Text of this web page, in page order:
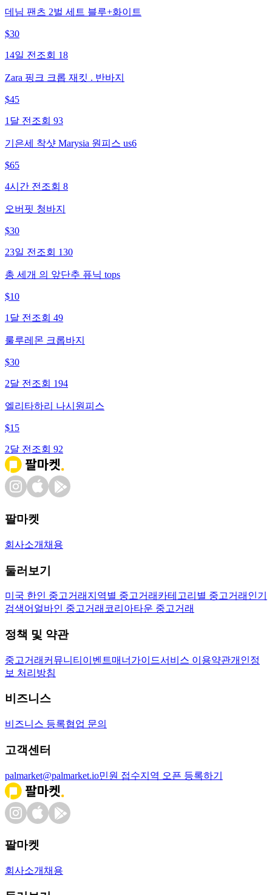
데님 팬츠 2벌 세트 블루+화이트
$30
14일 전 조회 18
Zara 핑크 크롭 재킷 . 반바지
$45
1달 전 조회 93
기은세 착샷 Marysia 원피스 us6
$65
4시간 전 조회 8
오버핏 청바지
$30
23일 전 조회 130
총 세개 의 앞단추 퓨닉 tops
$10
1달 전 조회 49
룰루레몬 크롭바지
$30
2달 전 조회 194
엘리타하리 나시원피스
$15
2달 전 조회 92
팔마켓
회사소개 채용
둘러보기
미국 한인 중고거래 지역별 중고거래 카테고리별 중고거래 인기
검색어 얼바인 중고거래 코리아타운 중고거래
정책 및 약관
중고거래 커뮤니티 이벤트매너가이드서비스 이용약관개인정
보 처리방침
비즈니스
비즈니스 등록협업 문의
고객센터
palmarket@palmarket.io민원 접수지역 오픈 등록하기
팔마켓
회사소개 채용